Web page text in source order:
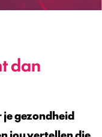
dan
je gezondheid